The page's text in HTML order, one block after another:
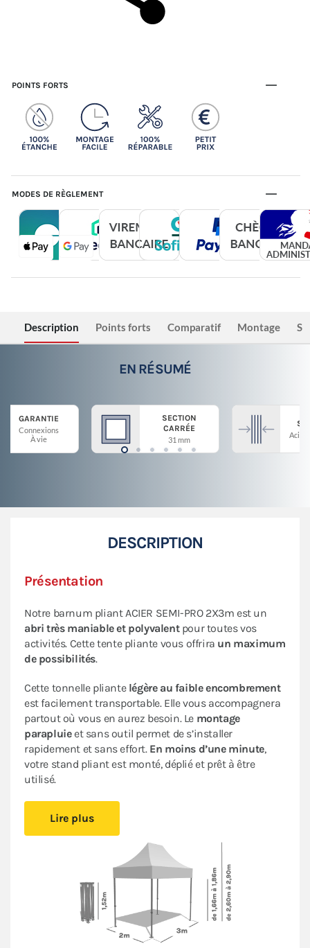
POINTS FORTS
MODES DE RÈGLEMENT
Description Points forts Comparatif Montage
EN RÉSUMÉ
GARANTIE
Connexions
À vie
SECTION
CARRÉE
31 mm
Acier
DESCRIPTION
Présentation
Notre barnum pliant ACIER SEMI-PRO 2X3m est un
abri très maniable et polyvalentpour toutes vos
activités. Cette tente pliante vous offrira un maximum
de possibilités.
Cette tonnelle pliante légère au faible encombrement
est facilement transportable. Elle vous accompagnera
partout où vous en aurez besoin. Le montage
parapluieet sans outil permet de s’installer
rapidement et sans effort. En moins d’une minute,
votre stand pliant est monté, déplié et prêt à être
utilisé.
320gr/m² est renforcée au niveau des angles. Elle est
complètement étanche
. L’armature en acier dotée
d’une peinture antirouille garantit sa durabilité pour
utilisation occasionnelle à régulière
Ce stand pliant est polyvalent à un tarif très
abordable pour les particuliers et les professionnels
Lire plus